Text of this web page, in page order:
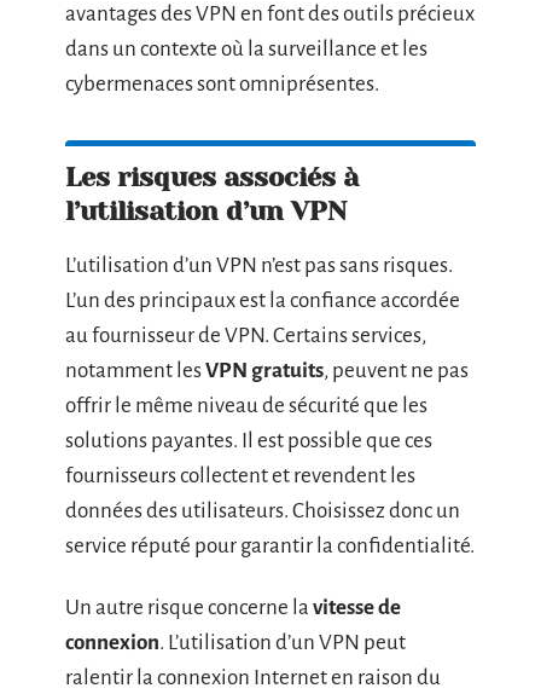
avantages des VPN en font des outils précieux
dans un contexte où la surveillance et les
cybermenaces sont omniprésentes.
Les risques associés à
l’utilisation d’un VPN
L’utilisation d’un VPN n’est pas sans risques.
L’un des principaux est la confiance accordée
au fournisseur de VPN. Certains services,
notamment lesVPN gratuits, peuvent ne pas
offrir le même niveau de sécurité que les
solutions payantes. Il est possible que ces
fournisseurs collectent et revendent les
données des utilisateurs. Choisissez donc un
service réputé pour garantir la confidentialité.
Un autre risque concerne la vitesse de
connexion. L’utilisation d’un VPN peut
ralentir la connexion Internet en raison du